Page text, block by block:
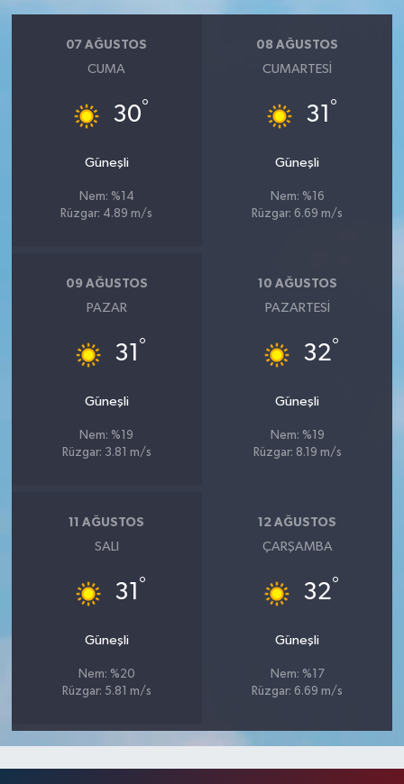
07 AĞUSTOS
CUMA
30°
Güneşli
Nem: %14
Rüzgar: 4.89 m/s
08 AĞUSTOS
CUMARTESI
31 °
Güneşli
Nem: %16
Rüzgar: 6.69 m/s
09 AĞUSTOS
PAZAR
31 °
Güneşli
Nem: %19
Rüzgar: 3.81 m/s
10 AĞUSTOS
PAZARTESI
32°
Güneşli
Nem: %19
Rüzgar: 8.19 m/s
11 AĞUSTOS
SALI
31 °
Güneşli
Nem: %20
Rüzgar: 5.81 m/s
12 AĞUSTOS
ÇARŞAMBA
32°
Güneşli
Nem: %17
Rüzgar: 6.69 m/s